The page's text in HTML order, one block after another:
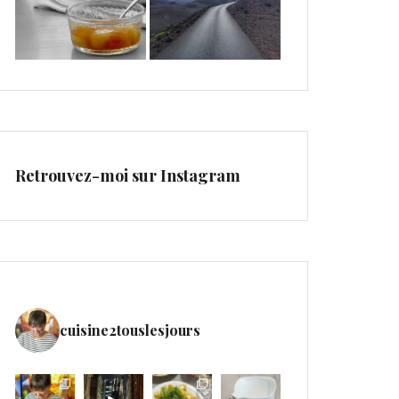
Retrouvez-moi sur Instagram
cuisine2touslesjours